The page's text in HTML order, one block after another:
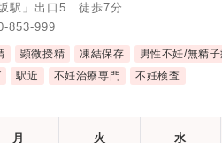
駅」出口5 徒歩7分
853-999
顕微授精 凍結保存
男性不妊/無精子
駅近 不妊治療専門 不妊検査
月 火 水